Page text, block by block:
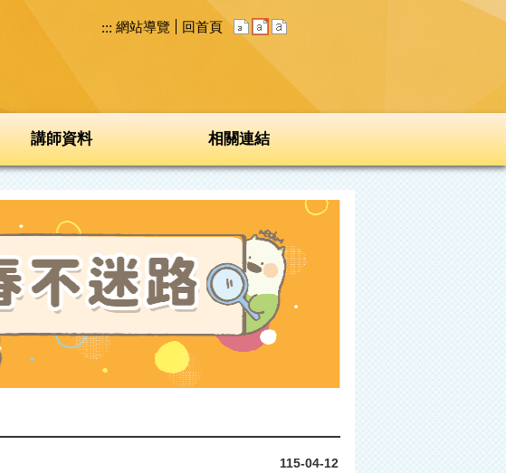
::: 網站導覽 回首頁
講師資料 相關連結
115-04-12